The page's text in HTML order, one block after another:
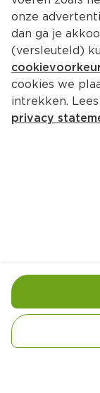
Souq
Per Bakje 30 g
Ingrediënten
Ingrediënten:
selderij,
onze
dan ga je
(versleuteld)
cookies we
intrekken.
privacy